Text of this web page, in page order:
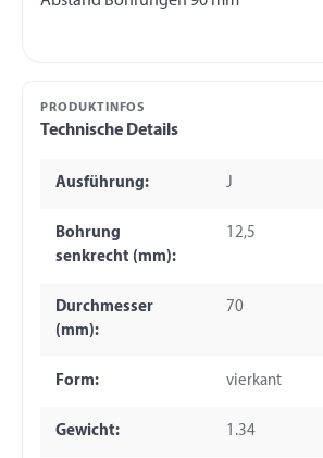
PRODUKTINFOS
Technische Details
Ausführung: J
Bohrung
senkrecht (mm):
12,5
Durchmesser
(mm):
70
Form: vierkant
Gewicht: 1.34